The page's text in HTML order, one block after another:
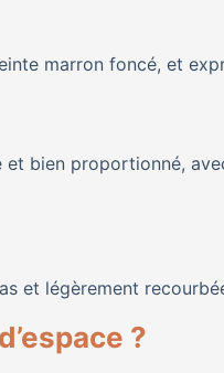
marron foncé, et
et bien proportionné,
et légèrement
?